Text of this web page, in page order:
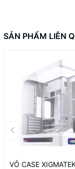
SẢN PHẨM LIÊN
VỎ CASE